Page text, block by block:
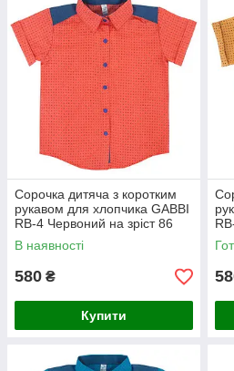
Сорочка дитяча з коротким
рукавом для хлопчика GABBI
RB-4 Червоний на зріст 86
(11292)
В наявності
580 ₴
Купити